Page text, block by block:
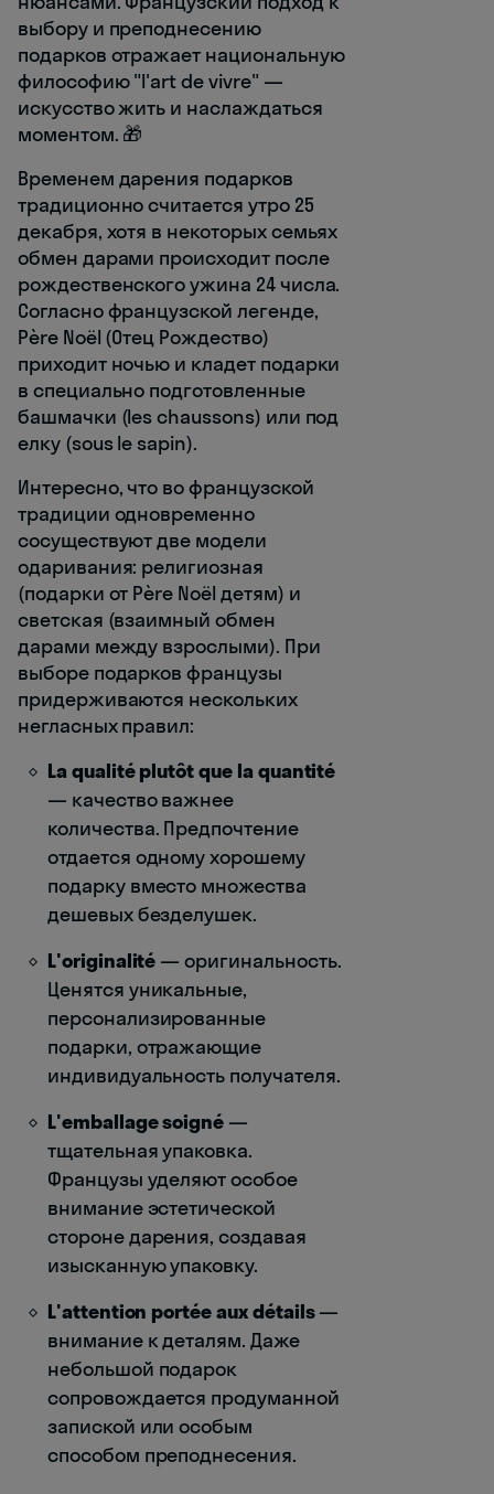
выбору и преподнесению
подарков отражает национальную
философию "l'art de vivre" —
искусство жить и наслаждаться
моментом. 🎁
Временем дарения подарков
традиционно считается утро 25
декабря, хотя в некоторых семьях
обмен дарами происходит после
рождественского ужина 24 числа.
Согласно французской легенде,
Père Noël (Отец Рождество)
приходит ночью и кладет подарки
в специально подготовленные
башмачки (les chaussons) или под
елку (sous le sapin).
Интересно, что во французской
традиции одновременно
сосуществуют две модели
одаривания: религиозная
(подарки от Père Noël детям) и
светская (взаимный обмен
дарами между взрослыми). При
выборе подарков французы
придерживаются нескольких
негласных правил:
La qualité plutôt que la quantité
— качество важнее
количества. Предпочтение
отдается одному хорошему
подарку вместо множества
дешевых безделушек.
L'originalité — оригинальность.
Ценятся уникальные,
персонализированные
подарки, отражающие
индивидуальность получателя.
L'emballage soigné —
тщательная упаковка.
Французы уделяют особое
внимание эстетической
стороне дарения, создавая
изысканную упаковку.
L'attention portée aux détails—
внимание к деталям. Даже
небольшой подарок
сопровождается продуманной
запиской или особым
способом преподнесения.